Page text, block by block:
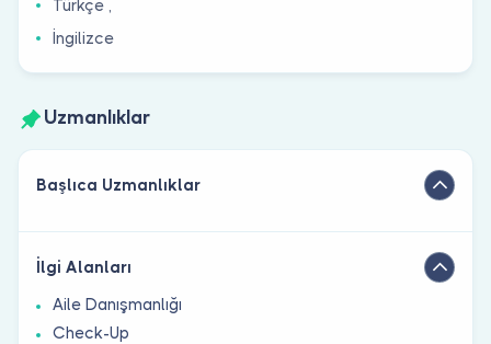
Türkçe ,
İngilizce
Uzmanlıklar
Başlıca Uzmanlıklar
İlgi Alanları
Aile Danışmanlığı
Check-Up